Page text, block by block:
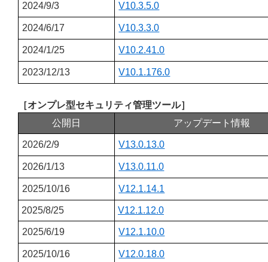
2024/9/3 V10.3.5.0
2024/6/17 V10.3.3.0
2024/1/25 V10.2.41.0
2023/12/13 V10.1.176.0
［オンプレ型セキュリティ管理ツール］
公開日
アップデート情報
2026/2/9 V13.0.13.0
2026/1/13 V13.0.11.0
2025/10/16 V12.1.14.1
2025/8/25 V12.1.12.0
2025/6/19 V12.1.10.0
2025/10/16 V12.0.18.0